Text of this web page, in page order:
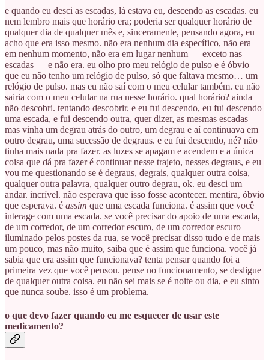
e quando eu desci as escadas, lá estava eu, descendo as escadas. eu
nem lembro mais que horário era; poderia ser qualquer horário de
qualquer dia de qualquer mês e, sinceramente, pensando agora, eu
acho que era isso mesmo. não era nenhum dia específico, não era
em nenhum momento, não era em lugar nenhum — exceto nas
escadas — e não era. eu olho pro meu relógio de pulso e é óbvio
que eu não tenho um relógio de pulso, só que faltava mesmo… um
relógio de pulso. mas eu não saí com o meu celular também. eu não
sairia com o meu celular na rua nesse horário. qual horário? ainda
não descobri. tentando descobrir. e eu fui descendo, eu fui descendo
uma escada, e fui descendo outra, quer dizer, as mesmas escadas
mas vinha um degrau atrás do outro, um degrau e aí continuava em
outro degrau, uma sucessão de degraus. e eu fui descendo, né? não
tinha mais nada pra fazer. as luzes se apagam e acendem e a única
coisa que dá pra fazer é continuar nesse trajeto, nesses degraus, e eu
vou me questionando se é degraus, degrais, qualquer outra coisa,
qualquer outra palavra, qualquer outro degrau, ok. eu desci um
andar. incrível. não esperava que isso fosse acontecer. mentira, óbvio
que esperava. é assim que uma escada funciona. é assim que você
interage com uma escada. se você precisar do apoio de uma escada,
de um corredor, de um corredor escuro, de um corredor escuro
iluminado pelos postes da rua, se você precisar disso tudo e de mais
um pouco, mas não muito, saiba que é assim que funciona. você já
sabia que era assim que funcionava? tenta pensar quando foi a
primeira vez que você pensou. pense no funcionamento, se desligue
de qualquer outra coisa. eu não sei mais se é noite ou dia, e eu sinto
que nunca soube. isso é um problema.
o que devo fazer quando eu me esquecer de usar este
medicamento?